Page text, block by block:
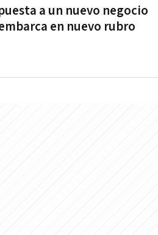
a un nuevo negocio
en nuevo rubro